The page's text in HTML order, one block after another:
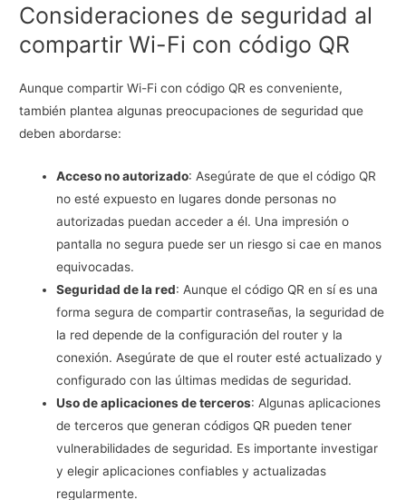
Consideraciones de seguridad al
compartir Wi-Fi con código QR
Aunque compartir Wi-Fi con código QR es conveniente,
también plantea algunas preocupaciones de seguridad que
deben abordarse:
Acceso no autorizado: Asegúrate de que el código QR
no esté expuesto en lugares donde personas no
autorizadas puedan acceder a él. Una impresión o
pantalla no segura puede ser un riesgo si cae en manos
equivocadas.
Seguridad de la red: Aunque el código QR en sí es una
forma segura de compartir contraseñas, la seguridad de
la red depende de la configuración del router y la
conexión. Asegúrate de que el router esté actualizado y
configurado con las últimas medidas de seguridad.
Uso de aplicaciones de terceros: Algunas aplicaciones
de terceros que generan códigos QR pueden tener
vulnerabilidades de seguridad. Es importante investigar
y elegir aplicaciones confiables y actualizadas
regularmente.